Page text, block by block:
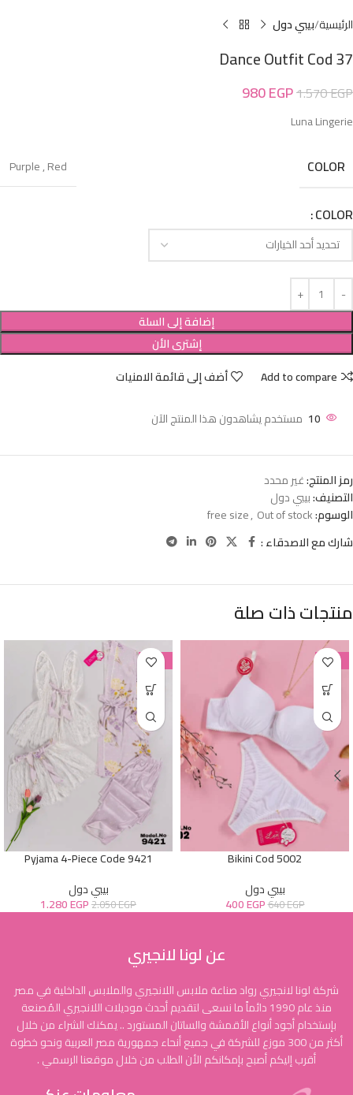
الرئيسية بيبي دول
Dance Outfit Cod 37
1.570EGP
980EGP
Luna Lingerie
COLOR
Purple,Red
COLOR
إضافة إلى السلة
إشترى الأن
Add to compare
أضف إلى قائمة الامنيات
10 مستخدم يشاهدون هذا المنتج الآن
رمز المنتج:غير محدد
التصنيف:بيبي دول
الوسوم:
free size, Out of stock
شارك مع الاصدقاء :
منتجات ذات صلة
-38%
Bikini Cod 5002
بيبي دول
640EGP
400EGP
-38%
Pyjama 4-Piece Code 9421
بيبي دول
2.050EGP
1.280EGP
عن لونا لانجيري
شركة لونا لانجيري رواد صناعة ملابس اللانجيري والملابس الداخلية في مصر
منذ عام 1990 دائماً ما نسعى لتقديم أحدث موديلات اللانجيري المُصنعة
بإستخدام أجود أنواع الأقمشة والساتان المستورد .. يمكنك الشراء من خلال
أكثر من 300 موزع للشركة في جميع أنحاء جمهورية مصر العربية ونحو خطوة
أقرب إليكم أصبح بإمكانكم الأن الطلب من خلال موقعنا الرسمي .